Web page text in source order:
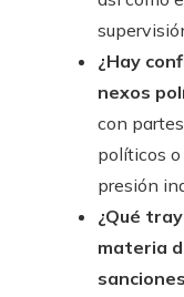
¿Hay
nexos
con
políticos o
presión
¿Qué
materia